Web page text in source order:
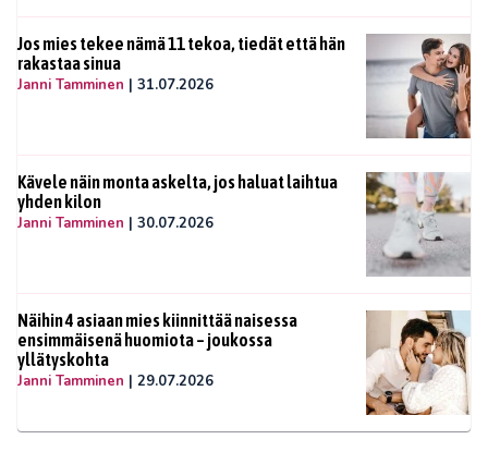
Jos mies tekee nämä 11 tekoa, tiedät että hän
rakastaa sinua
Janni Tamminen | 31.07.2026
Kävele näin monta askelta, jos haluat laihtua
yhden kilon
Janni Tamminen | 30.07.2026
Näihin 4 asiaan mies kiinnittää naisessa
ensimmäisenä huomiota – joukossa
yllätyskohta
Janni Tamminen | 29.07.2026